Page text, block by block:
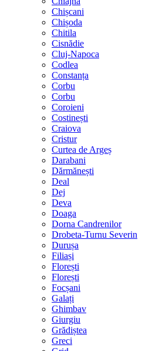
Chișcani
Chișoda
Chitila
Cisnădie
Cluj-Napoca
Codlea
Constanța
Corbu
Corbu
Coroieni
Costinești
Craiova
Cristur
Curtea de Argeș
Darabani
Dărmănești
Deal
Dej
Deva
Doaga
Dorna Candrenilor
Drobeta-Turnu Severin
Durușa
Filiași
Florești
Florești
Focșani
Galați
Ghimbav
Giurgiu
Grădiștea
Greci